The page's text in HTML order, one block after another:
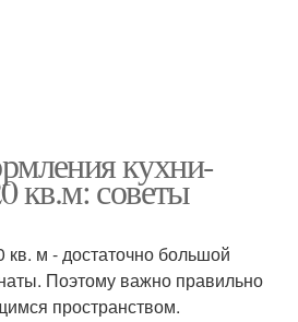
кухни-
кв.м: советы
кв. м - достаточно большой
Поэтому важно правильно
пространством.